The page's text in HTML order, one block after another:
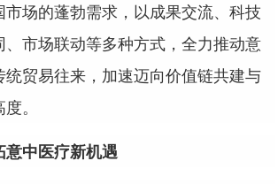
市场的蓬勃需求，以成果交流、科技
、市场联动等多种方式，全力推动意
统贸易往来，加速迈向价值链共建与
。
意中医疗新机遇